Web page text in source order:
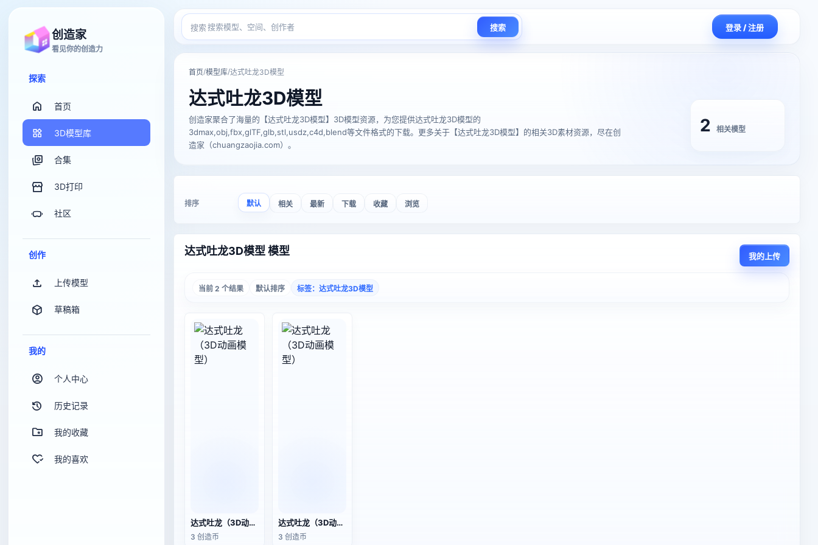
创造家
看见你的创造力
探索
首页
3D模型库
合集
3D打印
社区
创作
上传模型
草稿箱
我的
个人中心
历史记录
我的收藏
我的喜欢
搜索 搜索 登录 / 注册
首页/模型库/达式吐龙3D模型
达式吐龙3D模型
创造家聚合了海量的【达式吐龙3D模型】3D模型资源，为您提供达式吐龙3D模型的
3dmax,obj,fbx,glTF,glb,stl,usdz,c4d,blend等文件格式的下载。更多关于【达式吐龙3D模型】的相关3D素材资源，尽在创
造家（chuangzaojia.com）。
2 相关模型
排序 默认 相关 最新 下载 收藏 浏览
达式吐龙3D模型 模型 我的上传
当前 2 个结果 默认排序 标签：达式吐龙3D模型
达式吐龙（3D动画模型）
3 创造币
达式吐龙（3D动画模型）
3 创造币